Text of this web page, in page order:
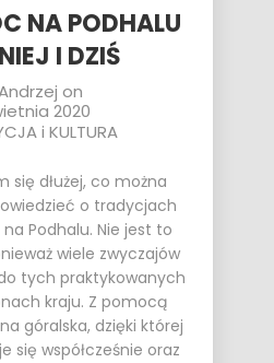
NA PODHALU
I DZIŚ
on
2020
i KULTURA
się dłużej, co można
o tradycjach
Podhalu. Nie jest to
wiele zwyczajów
tych praktykowanych
kraju. Z pomocą
góralska, dzięki której
się współcześnie oraz